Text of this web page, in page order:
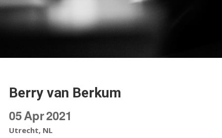
Berry van Berkum
05Apr2021
Utrecht, NL